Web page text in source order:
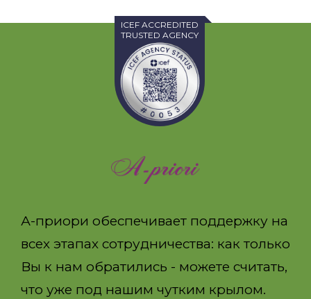
ICEF ACCREDITED
TRUSTED AGENCY
А-приори обеспечивает поддержку на
всех этапах сотрудничества: как только
Вы к нам обратились - можете считать,
что уже под нашим чутким крылом.